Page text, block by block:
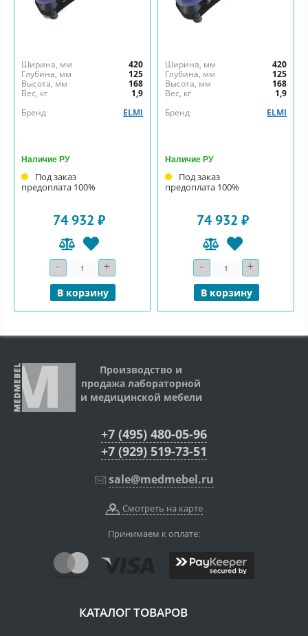
Ширина, мм
420
Глубина, мм
125
Высота, мм
168
Вес, кг
1,9
Бренд
ELMI
Наличие РУ
Под заказ
предоплата 100%
74 932 ₽
- Количество+
В корзину
Ширина, мм
420
Глубина, мм
125
Высота, мм
168
Вес, кг
1,9
Бренд
ELMI
Наличие РУ
Под заказ
предоплата 100%
74 932 ₽
- Количество+
В корзину
Производство и
продажа лабораторной
и медицинской мебели
+7 (495) 480-05-96
+7 (929) 519-73-51
sale@medmebel.ru
Смотреть на карте
Принимаем к оплате:
КАТАЛОГ ТОВАРОВ